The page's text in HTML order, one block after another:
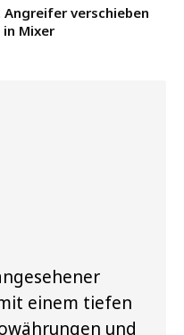
verschieben
in Mixer
einem tiefen
und